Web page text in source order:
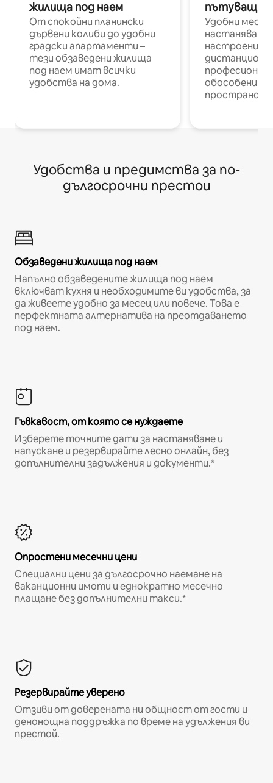
жилища под наем
От спокойни планински
дървени колиби до удобни
градски апартаменти –
тези обзаведени жилища
под наем имат всички
удобства на дома.
пътуващи
Удобни
настаняване
настроени и
обособени
Удобства и предимства за по-
дългосрочни престои
Обзаведени жилища под наем
Напълно обзаведените жилища под наем
включват кухня и необходимите ви удобства, за
да живеете удобно за месец или повече. Това е
перфектната алтернатива на преотдаването
под наем.
Гъвкавост, от която се нуждаете
Изберете точните дати за настаняване и
напускане и резервирайте лесно онлайн, без
допълнителни задължения и документи.*
Опростени месечни цени
Специални цени за дългосрочно наемане на
ваканционни имоти и еднократно месечно
плащане без допълнителни такси.*
Резервирайте уверено
Отзиви от доверената ни общност от гости и
денонощна поддръжка по време на удължения ви
престой.